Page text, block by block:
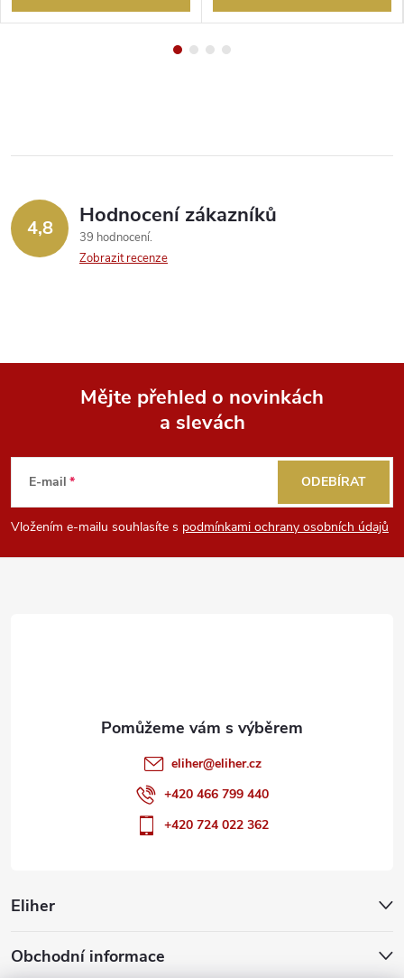
4,8 Hodnocení zákazníků
39 hodnocení
Zobrazit recenze
p
Mějte přehled o novinkách
a slevách
E-mail
Vložením e-mailu souhlasíte s podmínkami ochrany osobních údajů
ODEBÍRAT
Eliher
Obchodní informace
eliher@eliher.cz
+420 466 799 440
+420 724 022 362